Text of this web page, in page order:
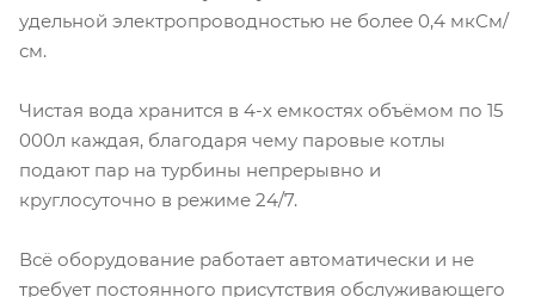
удельной электропроводностью не более 0,4 мкСм/
см.
Чистая вода хранится в 4-х емкостях объёмом по 15
000л каждая, благодаря чему паровые котлы
подают пар на турбины непрерывно и
круглосуточно в режиме 24/7.
Всё оборудование работает автоматически и не
требует постоянного присутствия обслуживающего